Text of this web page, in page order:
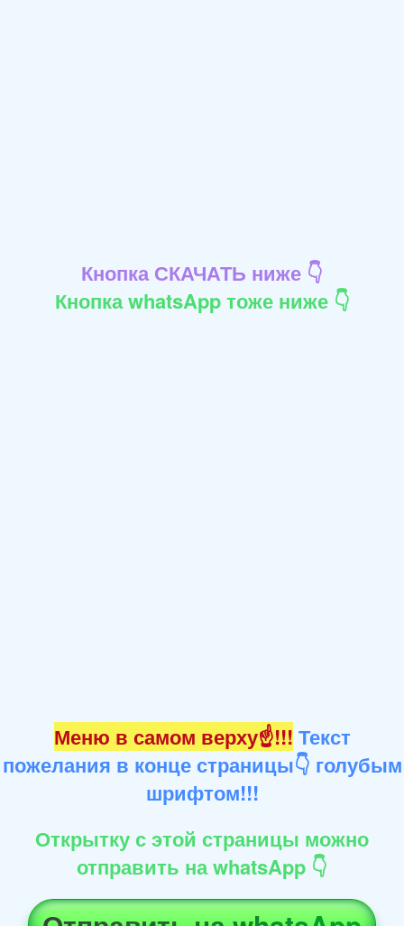
Кнопка СКАЧАТЬ ниже 👇
Кнопка whatsApp тоже ниже 👇
Меню в самом верху☝!!! Текст
пожелания в конце страницы👇 голубым
шрифтом!!!
Открытку с этой страницы можно
отправить на whatsApp 👇